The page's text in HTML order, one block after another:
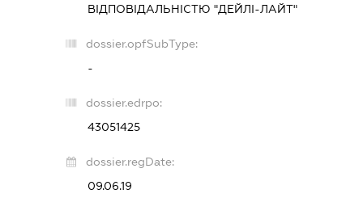
ВІДПОВІДАЛЬНІСТЮ "ДЕЙЛІ-ЛАЙТ"
dossier.opfSubType:
-
dossier.edrpo:
43051425
dossier.regDate:
09.06.19